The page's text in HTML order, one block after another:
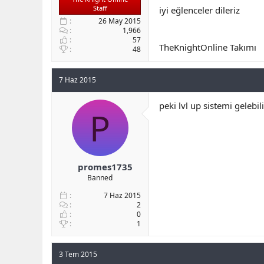
Staff
26 May 2015
1,966
57
48
iyi eğlenceler dileriz
TheKnightOnline Takımı
7 Haz 2015
P
promes1735
Banned
7 Haz 2015
2
0
1
peki lvl up sistemi
3 Tem 2015